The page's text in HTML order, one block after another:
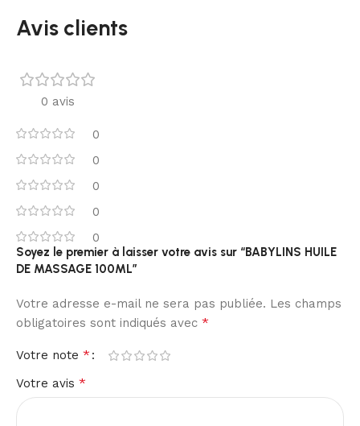
Avis clients
0 avis
0
0
0
0
0
Soyez le premier à laisser votre avis sur “BABYLINS HUILE
DE MASSAGE 100ML”
Votre adresse e-mail ne sera pas publiée. Les champs
obligatoires sont indiqués avec *
Votre note *
Votre avis *